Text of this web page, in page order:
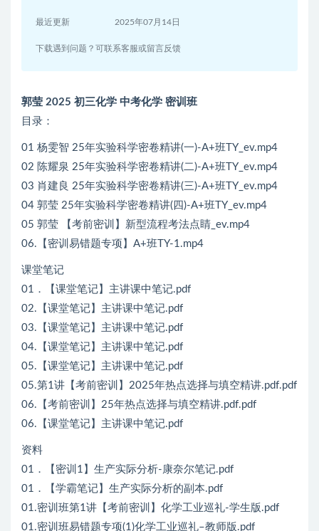
最近更新 2025年07月14日
下载遇到问题？可联系客服或留言反馈
郭莹 2025 初三化学 中考化学 密训班
目录：
01 杨雯智 25年实验科学密卷精讲(一)-A+班TY_ev.mp4
02 陈耀泉 25年实验科学密卷精讲(二)-A+班TY_ev.mp4
03 肖建良 25年实验科学密卷精讲(三)-A+班TY_ev.mp4
04 郭莹 25年实验科学密卷精讲(四)-A+班TY_ev.mp4
05 郭莹 【考前密训】新型流程考法点睛_ev.mp4
06.【密训易错题专项】A+班TY-1.mp4
课堂笔记
01．【课堂笔记】主讲课中笔记.pdf
02.【课堂笔记】主讲课中笔记.pdf
03.【课堂笔记】主讲课中笔记.pdf
04.【课堂笔记】主讲课中笔记.pdf
05.【课堂笔记】主讲课中笔记.pdf
05.第1讲【考前密训】2025年热点选择与填空精讲.pdf.pdf
06.【考前密训】25年热点选择与填空精讲.pdf.pdf
06.【课堂笔记】主讲课中笔记.pdf
资料
01．【密训1】生产实际分析-康奈尔笔记.pdf
01．【学霸笔记】生产实际分析的副本.pdf
01.密训班第1讲【考前密训】化学工业巡礼-学生版.pdf
01.密训班易错题专项(1)化学工业巡礼–教师版.pdf